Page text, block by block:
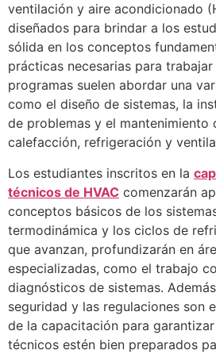
ventilación y aire acondicionado
diseñados para brindar a los
sólida en los conceptos
prácticas necesarias para
programas suelen abordar una
como el diseño de sistemas, la
de problemas y el mantenimiento
calefacción, refrigeración y
Los estudiantes inscritos en la
técnicos de HVAC comenzarán
conceptos básicos de los
termodinámica y los ciclos de
que avanzan, profundizarán en
especializadas, como el trabajo
diagnósticos de sistemas.
seguridad y las regulaciones son
de la capacitación para
técnicos estén bien preparados